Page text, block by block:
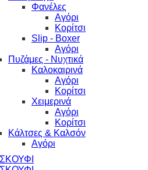
Φανέλες
Αγόρι
Κορίτσι
Slip - Boxer
Αγόρι
Πυζάμες - Νυχτικά
Καλοκαιρινά
Αγόρι
Κορίτσι
Χειμερινά
Αγόρι
Κορίτσι
Κάλτσες & Καλσόν
Αγόρι